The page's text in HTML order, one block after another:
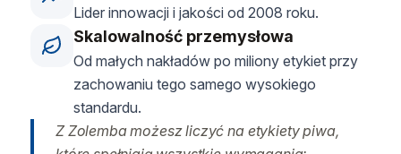
Lider innowacji i jakości od 2008 roku.
Skalowalność przemysłowa
Od małych nakładów po miliony etykiet przy
zachowaniu tego samego wysokiego
standardu.
Z Zolemba możesz liczyć na etykiety piwa,